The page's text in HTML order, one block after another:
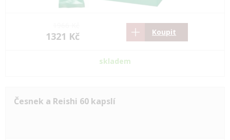
1321 Kč Koupit
skladem
Česnek a Reishi 60 kapslí